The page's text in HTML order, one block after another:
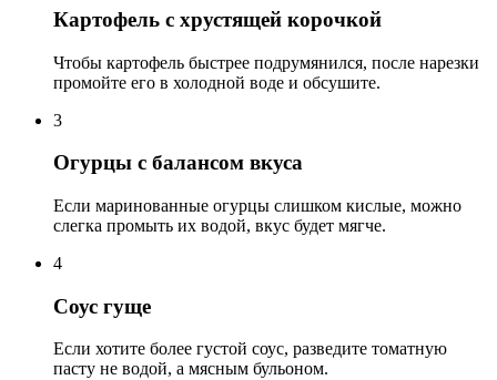
Картофель с хрустящей корочкой
Чтобы картофель быстрее подрумянился, после нарезки
промойте его в холодной воде и обсушите.
3
Огурцы с балансом вкуса
Если маринованные огурцы слишком кислые, можно
слегка промыть их водой, вкус будет мягче.
4
Соус гуще
Если хотите более густой соус, разведите томатную
пасту не водой, а мясным бульоном.